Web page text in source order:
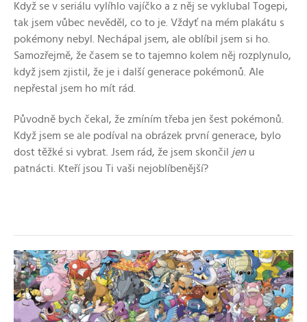
Když se v seriálu vylíhlo vajíčko a z něj se vyklubal Togepi,
tak jsem vůbec nevěděl, co to je. Vždyť na mém plakátu s
pokémony nebyl. Nechápal jsem, ale oblíbil jsem si ho.
Samozřejmě, že časem se to tajemno kolem něj rozplynulo,
když jsem zjistil, že je i další generace pokémonů. Ale
nepřestal jsem ho mít rád.
Původně bych čekal, že zmíním třeba jen šest pokémonů.
Když jsem se ale podíval na obrázek první generace, bylo
dost těžké si vybrat. Jsem rád, že jsem skončil jen u
patnácti. Kteří jsou Ti vaši nejoblíbenější?